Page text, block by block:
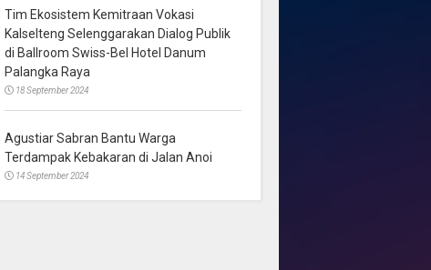
Tim Ekosistem Kemitraan Vokasi
Kalselteng Selenggarakan Dialog Publik
di Ballroom Swiss-Bel Hotel Danum
Palangka Raya
18 September 2024
Agustiar Sabran Bantu Warga
Terdampak Kebakaran di Jalan Anoi
14 September 2024